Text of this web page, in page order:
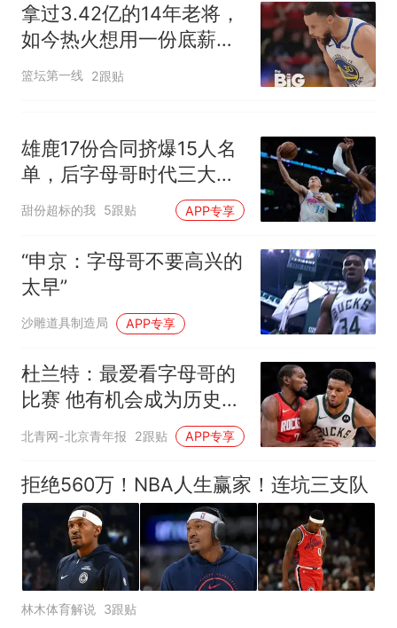
拿过3.42亿的14年老将，
如今热火想用一份底薪签
下他搭档字母哥
篮坛第一线 2跟贴
雄鹿17份合同挤爆15人名
单，后字母哥时代三大疑
问待解
甜份超标的我 5跟贴 APP专享
“申京：字母哥不要高兴的
太早”
沙雕道具制造局 APP专享
杜兰特：最爱看字母哥的
比赛 他有机会成为历史最
佳
北青网-北京青年报 2跟贴 APP专享
拒绝560万！NBA人生赢家！连坑三支队
林木体育解说 3跟贴